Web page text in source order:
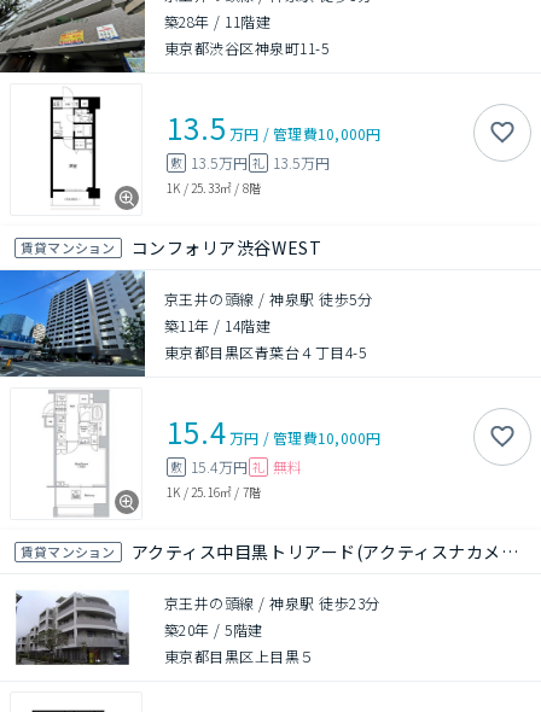
築28年 / 11階建
東京都渋谷区神泉町11-5
13.5 万円 /管理費10,000円
敷 13.5万円 礼 13.5万円
1K / 25.33㎡ / 8階
賃貸マンション コンフォリア渋谷WEST
京王井の頭線 / 神泉駅 徒歩5分
築11年 / 14階建
東京都目黒区青葉台４丁目4-5
15.4万円 /管理費10,000円
敷 15.4万円 礼 無料
1K / 25.16㎡ / 7階
賃貸マンション アクティス中目黒トリアード(アクティスナカメグロトリアード)
京王井の頭線 / 神泉駅 徒歩23分
築20年 /5階建
東京都目黒区上目黒５